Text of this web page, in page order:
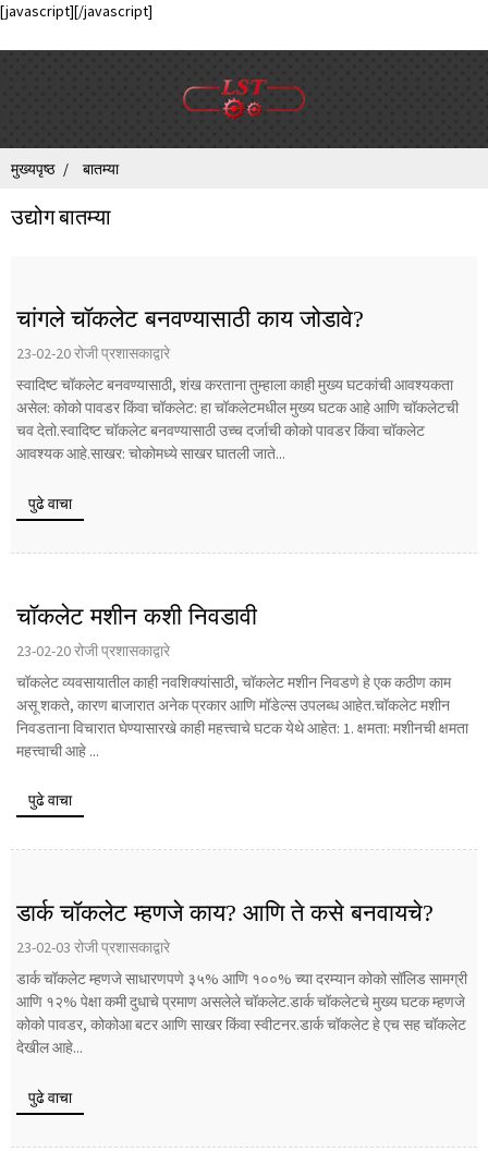
[javascript][/javascript]
मुख्यपृष्ठ बातम्या
उद्योग बातम्या
चांगले चॉकलेट बनवण्यासाठी काय जोडावे?
23-02-20 रोजी प्रशासकाद्वारे
स्वादिष्ट चॉकलेट बनवण्यासाठी, शंख करताना तुम्हाला काही मुख्य घटकांची आवश्यकता
असेल: कोको पावडर किंवा चॉकलेट: हा चॉकलेटमधील मुख्य घटक आहे आणि चॉकलेटची
चव देतो.स्वादिष्ट चॉकलेट बनवण्यासाठी उच्च दर्जाची कोको पावडर किंवा चॉकलेट
आवश्यक आहे.साखर: चोकोमध्ये साखर घातली जाते...
पुढे वाचा
चॉकलेट मशीन कशी निवडावी
23-02-20 रोजी प्रशासकाद्वारे
चॉकलेट व्यवसायातील काही नवशिक्यांसाठी, चॉकलेट मशीन निवडणे हे एक कठीण काम
असू शकते, कारण बाजारात अनेक प्रकार आणि मॉडेल्स उपलब्ध आहेत.चॉकलेट मशीन
निवडताना विचारात घेण्यासारखे काही महत्त्वाचे घटक येथे आहेत: 1. क्षमता: मशीनची क्षमता
महत्त्वाची आहे ...
पुढे वाचा
डार्क चॉकलेट म्हणजे काय? आणि ते कसे बनवायचे?
23-02-03 रोजी प्रशासकाद्वारे
डार्क चॉकलेट म्हणजे साधारणपणे ३५% आणि १००% च्या दरम्यान कोको सॉलिड सामग्री
आणि १२% पेक्षा कमी दुधाचे प्रमाण असलेले चॉकलेट.डार्क चॉकलेटचे मुख्य घटक म्हणजे
कोको पावडर, कोकोआ बटर आणि साखर किंवा स्वीटनर.डार्क चॉकलेट हे एच सह चॉकलेट
देखील आहे...
पुढे वाचा